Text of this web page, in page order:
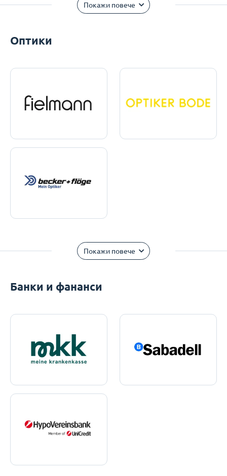
Покажи повече
Оптики
Покажи повече
Банки и фананси